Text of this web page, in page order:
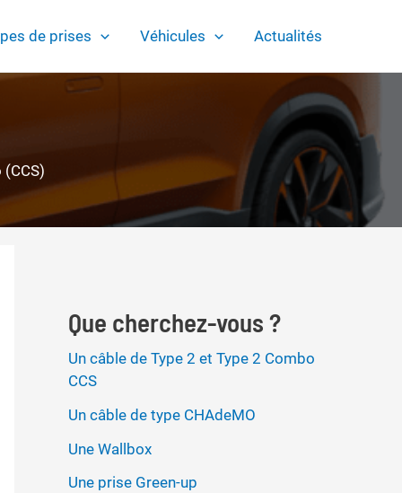
de prises Véhicules Actualités
Que cherchez-vous ?
Un câble de Type 2 et Type 2 Combo
CCS
Un câble de type CHAdeMO
Une Wallbox
Une prise Green-up